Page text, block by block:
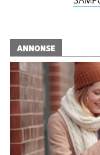
ANNONSE